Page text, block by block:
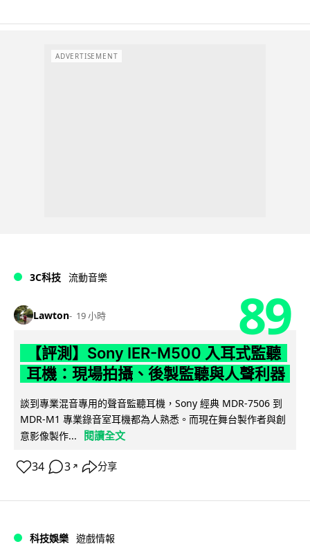
ADVERTISEMENT
3C科技 流動音樂
Lawton 19 小時 89
【評測】Sony IER-M500 入耳式監聽
耳機：現場拍攝、後製監聽與人聲利器
談到專業混音專用的聲音監聽耳機，Sony 經典 MDR-7506 到
MDR-M1 專業錄音室耳機都為人熟悉。而現在舞台製作者與創
意影像製作...
閱讀全文
34 3 ↗ 分享
科技娛樂 遊戲情報